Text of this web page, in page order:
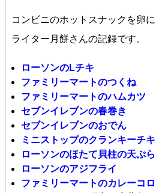
コンビニのホットスナックを卵
ライター月餅さんの記録です。
ローソンのLチキ
ファミリーマートのつくね
ファミリーマートのハムカツ
セブンイレブンの春巻き
セブンイレブンのおでん
ミニストップのクランキーチ
ローソンのほたて貝柱の天ぷら
ローソンのアジフライ
ファミリーマートのカレーコ